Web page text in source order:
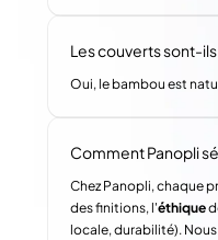
Les couverts sont-
Oui, le bambou est
Comment Panopli
Chez Panopli, chaque
des finitions, l'éthique
locale, durabilité).